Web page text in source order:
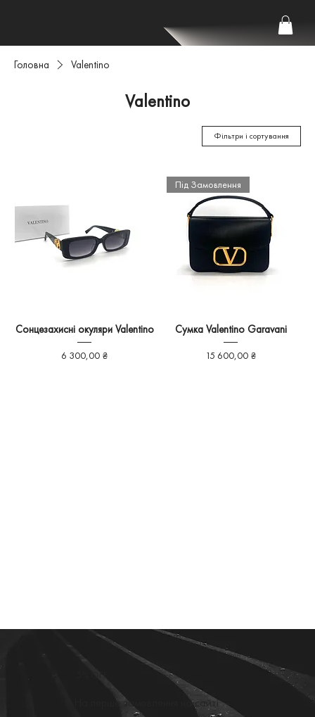
Головна Valentino
Valentino
Фільтри і сортування
Сонцезахисні окуляри Valentino
Ціна
6 300,00 ₴
Під Замовлення
Сумка Valentino Garavani
Ціна
15 600,00 ₴
На перше замовлення на сайті